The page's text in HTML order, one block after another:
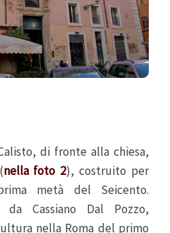
di fronte alla chiesa,
nella foto 2), costruito per
metà del Seicento.
Cassiano Dal Pozzo,
nella Roma del primo